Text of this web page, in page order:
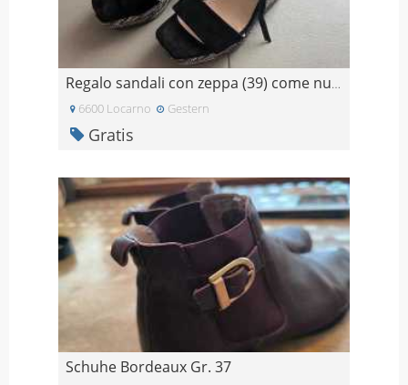
Regalo sandali con zeppa (39) come nuovi
6600 Locarno Gestern
Gratis
Schuhe Bordeaux Gr. 37